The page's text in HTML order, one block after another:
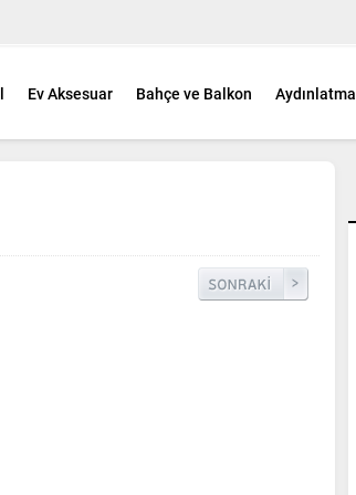
Ev Aksesuar Bahçe ve Balkon Aydınlatma